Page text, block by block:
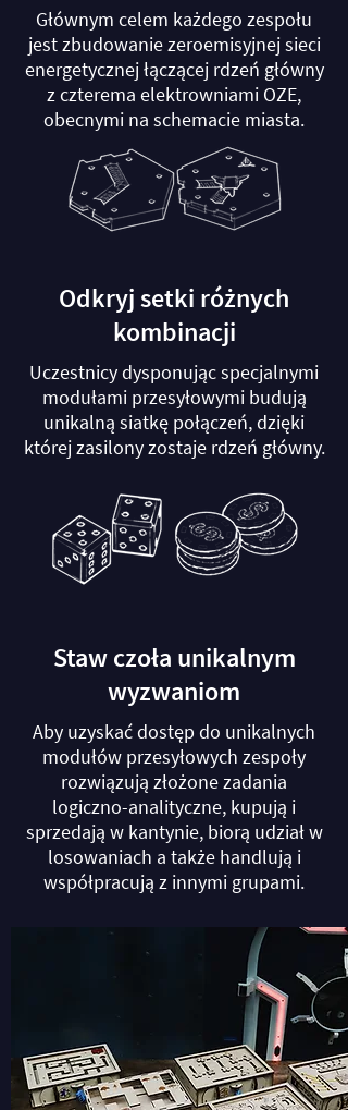
Głównym celem każdego zespołu
jest zbudowanie zeroemisyjnej sieci
energetycznej łączącej rdzeń główny
z czterema elektrowniami OZE,
obecnymi na schemacie miasta.
Odkryj setki różnych
kombinacji
Uczestnicy dysponując specjalnymi
modułami przesyłowymi budują
unikalną siatkę połączeń, dzięki
której zasilony zostaje rdzeń główny.
Staw czoła unikalnym
wyzwaniom
Aby uzyskać dostęp do unikalnych
modułów przesyłowych zespoły
rozwiązują złożone zadania
logiczno-analityczne, kupują i
sprzedają w kantynie, biorą udział w
losowaniach a także handlują i
współpracują z innymi grupami.